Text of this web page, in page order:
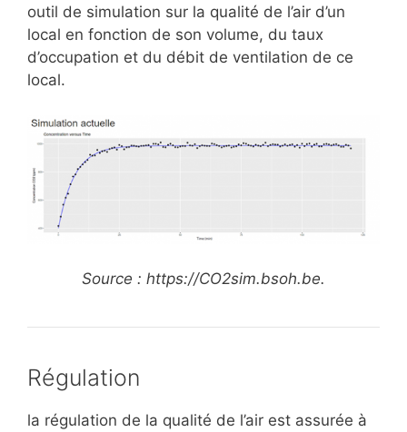
outil de simulation sur la qualité de l’air d’un
local en fonction de son volume, du taux
d’occupation et du débit de ventilation de ce
local.
Source : https://CO2sim.bsoh.be.
Régulation
la régulation de la qualité de l’air est assurée à